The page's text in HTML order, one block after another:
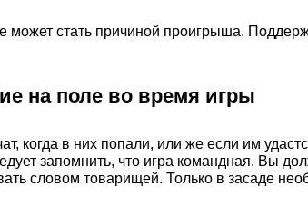
стать причиной проигрыша.
на поле во время игры
когда в них попали, или же если им
запомнить, что игра командная. Вы
словом товарищей. Только в засаде